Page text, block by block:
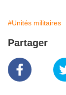
#Unités militaires
Partager